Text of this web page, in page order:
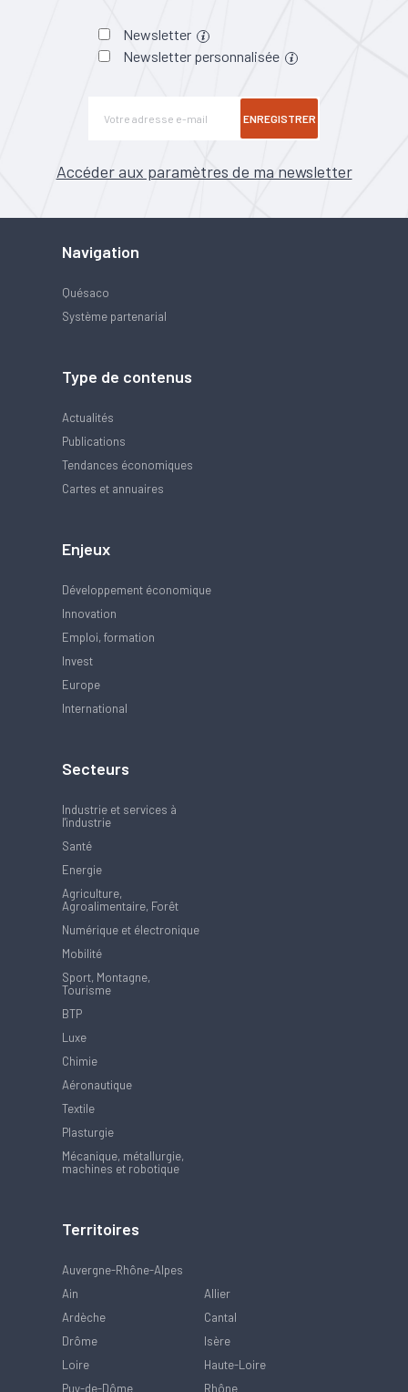
Newsletter
Newsletter personnalisée
ENREGISTRER
Accéder aux paramètres de ma newsletter
Navigation
Quésaco
Système partenarial
Type de contenus
Actualités
Publications
Tendances économiques
Cartes et annuaires
Enjeux
Développement économique
Innovation
Emploi, formation
Invest
Europe
International
Secteurs
Industrie et services à
l'industrie
Santé
Energie
Agriculture,
Agroalimentaire, Forêt
Numérique et électronique
Mobilité
Sport, Montagne,
Tourisme
BTP
Luxe
Chimie
Aéronautique
Textile
Plasturgie
Mécanique, métallurgie,
machines et robotique
Territoires
Auvergne-Rhône-Alpes
Ain
Allier
Ardèche
Cantal
Drôme
Isère
Loire
Haute-Loire
Puy-de-Dôme
Rhône